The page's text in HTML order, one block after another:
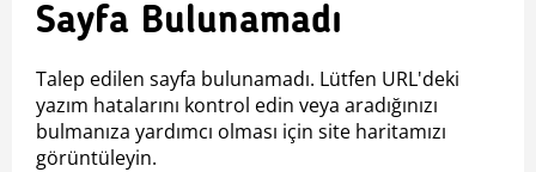
Sayfa Bulunamadı
Talep edilen sayfa bulunamadı. Lütfen URL'deki
yazım hatalarını kontrol edin veya aradığınızı
bulmanıza yardımcı olması için site haritamızı
görüntüleyin.